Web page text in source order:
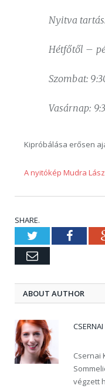
Nyitva
Hétfőtől –
Szombat:
Vasárnap:
Kipróbálása erősen
A nyitókép Mudra
SHARE.
Twitter
Email
ABOUT AUTHOR
Csernai
végzett